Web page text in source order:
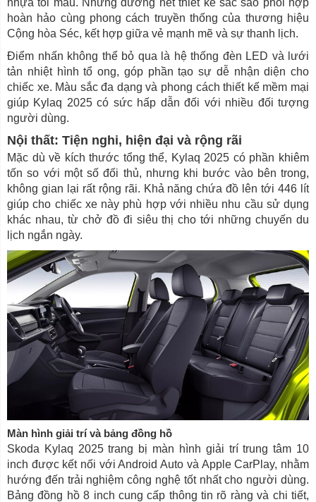
nhựa tối màu. Những đường nét thiết kế sắc sảo phối hợp
hoàn hảo cùng phong cách truyền thống của thương hiệu
Cộng hòa Séc, kết hợp giữa vẻ mạnh mẽ và sự thanh lịch.
Điểm nhấn không thể bỏ qua là hệ thống đèn LED và lưới
tản nhiệt hình tổ ong, góp phần tạo sự dễ nhận diện cho
chiếc xe. Màu sắc đa dạng và phong cách thiết kế mềm mại
giúp Kylaq 2025 có sức hấp dẫn đối với nhiều đối tượng
người dùng.
Nội thất: Tiện nghi, hiện đại và rộng rãi
Mặc dù về kích thước tổng thể, Kylaq 2025 có phần khiêm
tốn so với một số đối thủ, nhưng khi bước vào bên trong,
không gian lại rất rộng rãi. Khả năng chứa đồ lên tới 446 lít
giúp cho chiếc xe này phù hợp với nhiều nhu cầu sử dụng
khác nhau, từ chở đồ đi siêu thị cho tới những chuyến du
lịch ngắn ngày.
Màn hình giải trí và bảng đồng hồ
Skoda Kylaq 2025 trang bị màn hình giải trí trung tâm 10
inch được kết nối với Android Auto và Apple CarPlay, nhằm
hướng đến trải nghiệm công nghệ tốt nhất cho người dùng.
Bảng đồng hồ 8 inch cung cấp thông tin rõ ràng và chi tiết,